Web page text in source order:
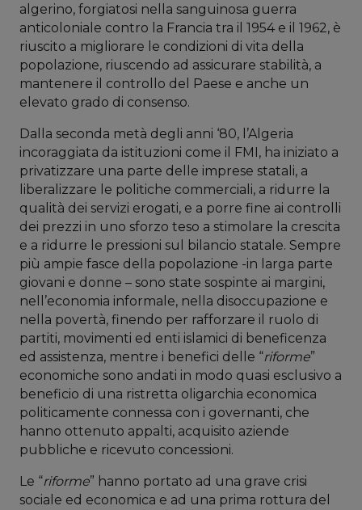
algerino, forgiatosi nella sanguinosa guerra
anticoloniale contro la Francia tra il 1954 e il 1962, è
riuscito a migliorare le condizioni di vita della
popolazione, riuscendo ad assicurare stabilità, a
mantenere il controllo del Paese e anche un
elevato grado di consenso.
Dalla seconda metà degli anni ‘80, l’Algeria
incoraggiata da istituzioni come il FMI, ha iniziato a
privatizzare una parte delle imprese statali, a
liberalizzare le politiche commerciali, a ridurre la
qualità dei servizi erogati, e a porre fine ai controlli
dei prezzi in uno sforzo teso a stimolare la crescita
e a ridurre le pressioni sul bilancio statale. Sempre
più ampie fasce della popolazione -in larga parte
giovani e donne – sono state sospinte ai margini,
nell’economia informale, nella disoccupazione e
nella povertà, finendo per rafforzare il ruolo di
partiti, movimenti ed enti islamici di beneficenza
ed assistenza, mentre i benefici delle “riforme”
economiche sono andati in modo quasi esclusivo a
beneficio di una ristretta oligarchia economica
politicamente connessa con i governanti, che
hanno ottenuto appalti, acquisito aziende
pubbliche e ricevuto concessioni.
Le “riforme” hanno portato ad una grave crisi
sociale ed economica e ad una prima rottura del